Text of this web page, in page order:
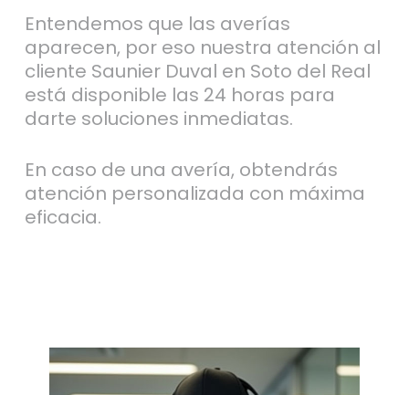
Entendemos que las averías
aparecen, por eso nuestra atención al
cliente Saunier Duval en Soto del Real
está disponible las 24 horas para
darte soluciones inmediatas.
En caso de una avería, obtendrás
atención personalizada con máxima
eficacia.